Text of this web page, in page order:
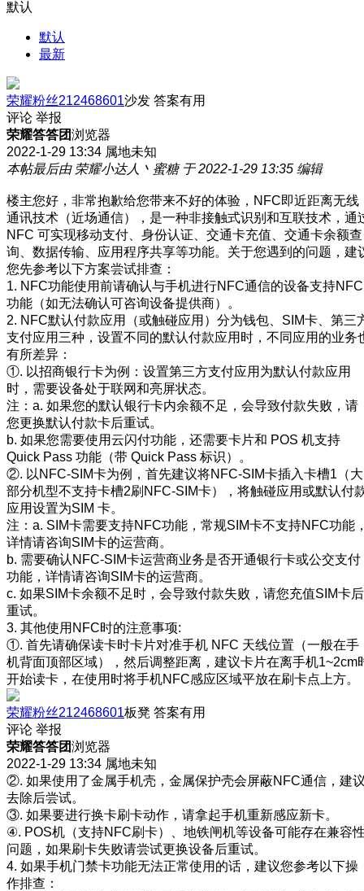
默认
默认
最新
荣耀粉丝212468601沙发 答案有用
评论 举报
荣耀答答团浏览器
2022-1-29 13:34 属地未知
本帖最后由 荣耀小达人丶蜜糖 于 2022-1-29 13:35 编辑
楼主您好，非常抱歉给您带来不好的体验，NFC即近距离无线
通讯技术（近场通信），是一种非接触式识别和互联技术，通
NFC 可实现移动支付、身份认证、交通卡充值、交通卡余额查
询、数据传输、应用程序共享等功能。关于您遇到的问题，建
您先参考以下方案尝试排查：
1. NFC功能使用前请确认与手机进行NFC通信的设备支持NFC
功能（如无法确认可咨询设备提供商）。
2. NFC默认付款应用（或触碰应用）分为钱包、SIM卡、第三
支付应用三种，设置不同的默认付款应用时，不同应用的业务
有所差异：
①. 以招商银行卡为例：设置第三方支付应用为默认付款应用
时，需要设备处于联网和亮屏状态。
注：a. 如果您的默认银行卡内余额不足，会导致付款失败，请
您更换默认付款卡后重试。
b. 如果您需要使用云闪付功能，还需要卡片和 POS 机支持
Quick Pass 功能（带 Quick Pass 标识）。
②. 以NFC-SIM卡为例，首先建议将NFC-SIM卡插入卡槽1（大
部分机型不支持卡槽2刷NFC-SIM卡），将触碰应用或默认付
应用设置为SIM 卡。
注：a. SIM卡需要支持NFC功能，常规SIM卡不支持NFC功能
详情请咨询SIM卡的运营商。
b. 需要确认NFC-SIM卡运营商业务是否开通银行卡或公交支付
功能，详情请咨询SIM卡的运营商。
c. 如果SIM卡余额不足时，会导致付款失败，请您充值SIM卡后
重试。
3. 其他使用NFC时的注意事项:
①. 首先请确保读卡时卡片对准手机 NFC 天线位置（一般在手
机背面顶部区域），然后调整距离，建议卡片在离手机1~2cm
开始读卡，在使用时将手机NFC感应区域平放在刷卡点上方。
荣耀粉丝212468601板凳 答案有用
评论 举报
荣耀答答团浏览器
2022-1-29 13:34 属地未知
②. 如果使用了金属手机壳，金属保护壳会屏蔽NFC通信，建
去除后尝试。
③. 如果要进行换卡刷卡动作，请拿起手机重新感应新卡。
④. POS机（支持NFC刷卡）、地铁闸机等设备可能存在兼容
问题，如果刷卡失败请尝试更换设备后重试。
4. 如果手机门禁卡功能无法正常使用的话，建议您参考以下操
作排查：